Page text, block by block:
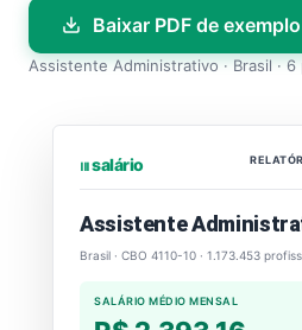
Baixar PDF de exemplo
Assistente Administrativo · Brasil · 6
⏐⏐⏐ salário
Assistente
Brasil · CBO 4110-10 · 1.173.453
SALÁRIO MÉDIO MENSAL